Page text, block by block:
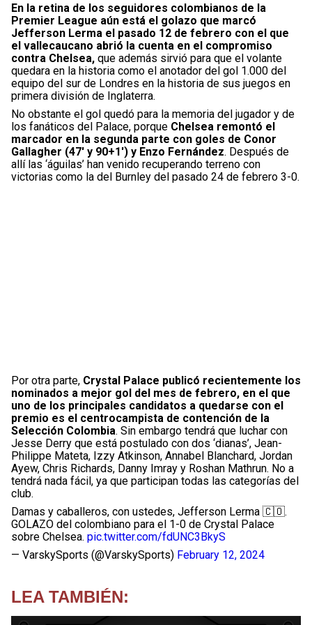
En la retina de los seguidores colombianos de la
Premier League aún está el golazo que marcó
Jefferson Lerma el pasado 12 de febrero con el que
el vallecaucano abrió la cuenta en el compromiso
contra Chelsea, que además sirvió para que el volante
quedara en la historia como el anotador del gol 1.000 del
equipo del sur de Londres en la historia de sus juegos en
primera división de Inglaterra.
No obstante el gol quedó para la memoria del jugador y de
los fanáticos del Palace, porque Chelsea remontó el
marcador en la segunda parte con goles de Conor
Gallagher (47′ y 90+1′) y Enzo Fernández. Después de
allí las ‘águilas’ han venido recuperando terreno con
victorias como la del Burnley del pasado 24 de febrero 3-0.
Por otra parte, Crystal Palace publicó recientemente los
nominados a mejor gol del mes de febrero, en el que
uno de los principales candidatos a quedarse con el
premio es el centrocampista de contención de la
Selección Colombia. Sin embargo tendrá que luchar con
Jesse Derry que está postulado con dos ‘dianas’, Jean-
Philippe Mateta, Izzy Atkinson, Annabel Blanchard, Jordan
Ayew, Chris Richards, Danny Imray y Roshan Mathrun. No a
tendrá nada fácil, ya que participan todas las categorías del
club.
Damas y caballeros, con ustedes, Jefferson Lerma 🇨🇴.
GOLAZO del colombiano para el 1-0 de Crystal Palace
sobre Chelsea. pic.twitter.com/fdUNC3BkyS
— VarskySports (@VarskySports) February 12, 2024
LEA TAMBIÉN: